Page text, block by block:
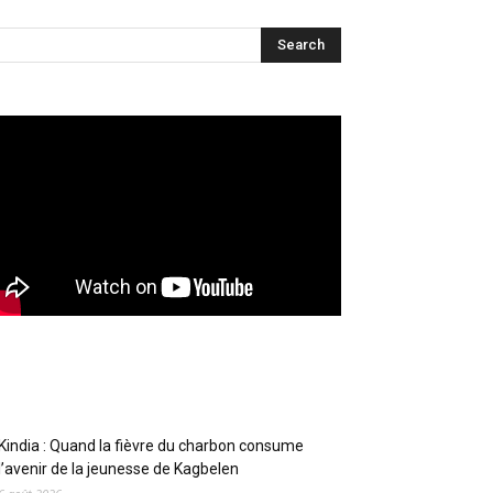
: Quand la fièvre du charbon consume
de la jeunesse de Kagbelen